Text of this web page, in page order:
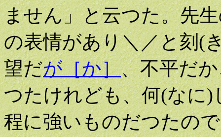
ません」と云つた。先
の表情があり＼／と刻(
望だが［か］、不平だ
つたけれども、何(なに
程に強いものだつたの